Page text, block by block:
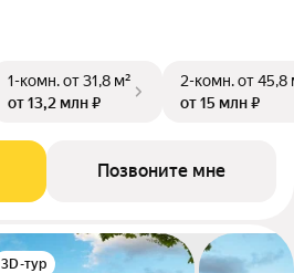
1-комн.от 31,8 м²
от 13,2 млн ₽
2-комн.от 45,8
от 15 млн ₽
Позвоните мне
3D-тур